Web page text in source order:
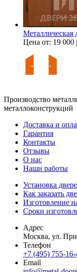
Металлическая
Цена от: 19 000
Производство
металлоконструкций
Доставка и
Гарантия
Контакты
Отзывы
О нас
Наши работы
Установка
Как заказать
Изготовление
Сроки
Адрес
Москва, ул.
Телефон
+7 (495) 755-16-
Email